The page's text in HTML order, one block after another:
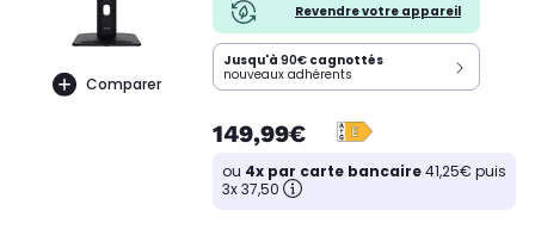
Comparer
Revendre votre appareil
Jusqu'à 90€ cagnottés
nouveaux adhérents
149,99€
ou 4x par carte bancaire41,25€ puis
3x 37,50